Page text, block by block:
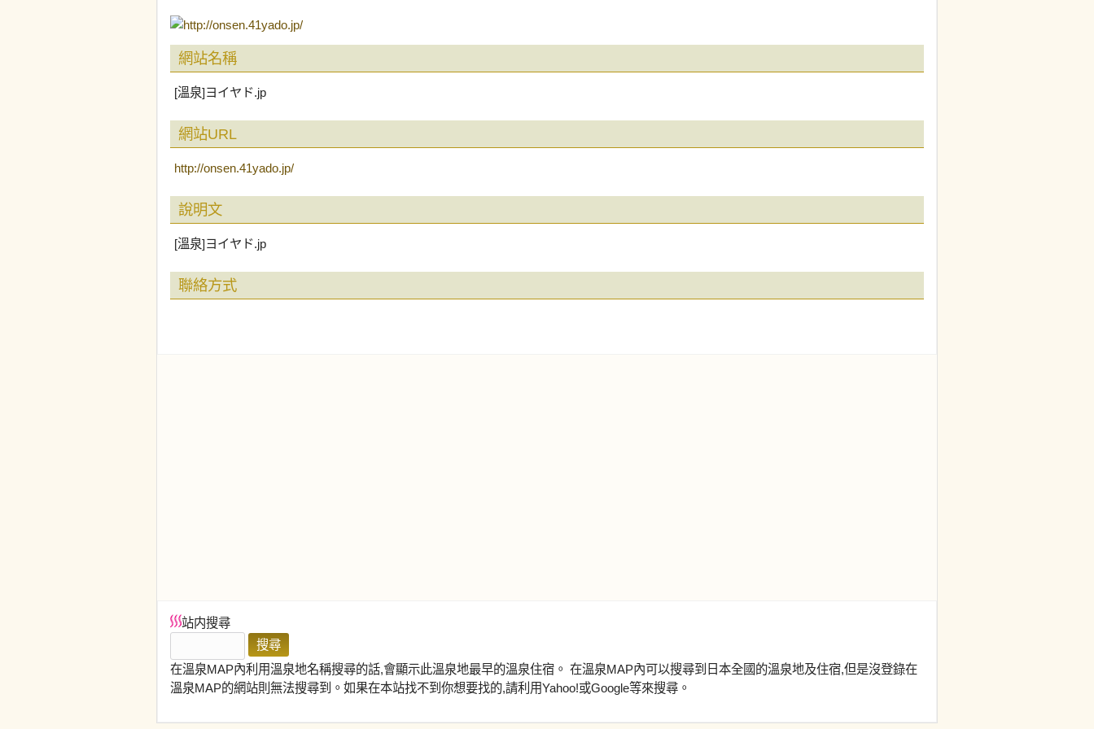
網站名稱
[溫泉]ヨイヤド.jp
網站URL
http://onsen.41yado.jp/
說明文
[溫泉]ヨイヤド.jp
聯絡方式
站内搜尋
在溫泉MAP內利用溫泉地名稱搜尋的話,會顯示此溫泉地最早的溫泉住宿。 在溫泉MAP內可以搜尋到日本全國的溫泉地及住宿,但是沒登錄在
溫泉MAP的網站則無法搜尋到。如果在本站找不到你想要找的,請利用Yahoo!或Google等來搜尋。